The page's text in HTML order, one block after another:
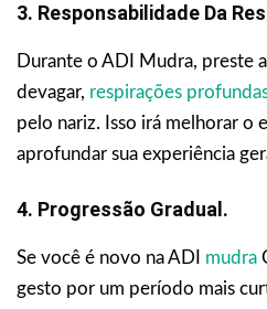
3. Responsabilidade Da
Durante o ADI Mudra, preste
devagar, respirações
pelo nariz. Isso irá melhorar o
aprofundar sua experiência
4. Progressão Gradual.
Se você é novo na ADI mudra
gesto por um período mais